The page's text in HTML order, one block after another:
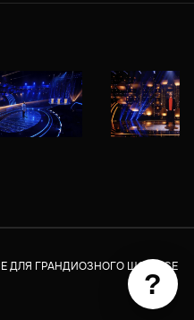
ДЛЯ ГРАНДИОЗНОГО ШОУ. ВСЕ
?